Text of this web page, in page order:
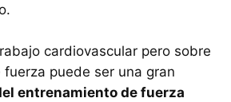
cardiovascular pero sobre
puede ser una gran
entrenamiento de fuerza